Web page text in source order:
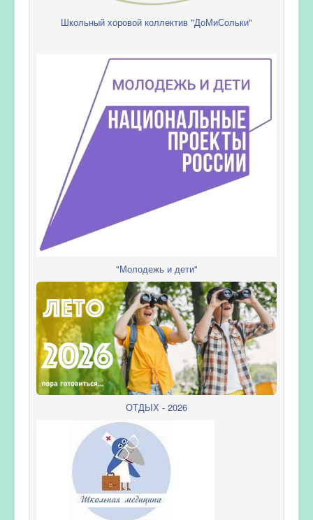
Школьный хоровой коллектив "ДоМиСольки"
"Молодежь и дети"
ОТДЫХ - 2026